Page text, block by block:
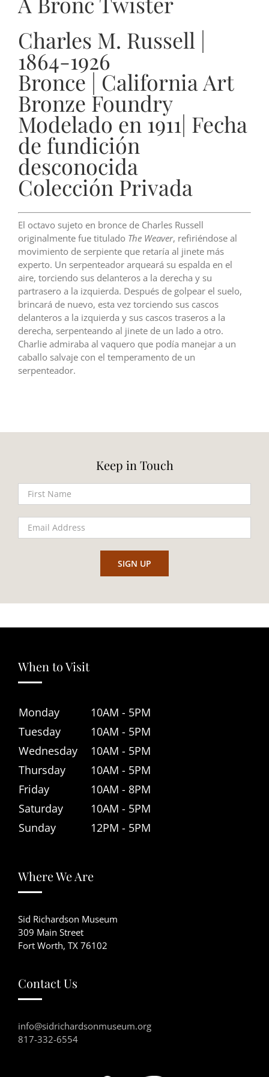
Charles M. Russell |
1864-1926
Bronce | California Art
Bronze Foundry
Modelado en 1911| Fecha
de fundición
desconocida
Colección Privada
El octavo sujeto en bronce de Charles Russell
originalmente fue titulado The Weaver, refiriéndose al
movimiento de serpiente que retaría al jinete más
experto. Un serpenteador arqueará su espalda en el
aire, torciendo sus delanteros a la derecha y su
partrasero a la izquierda. Después de golpear el suelo,
brincará de nuevo, esta vez torciendo sus cascos
delanteros a la izquierda y sus cascos traseros a la
derecha, serpenteando al jinete de un lado a otro.
Charlie admiraba al vaquero que podía manejar a un
caballo salvaje con el temperamento de un
serpenteador.
Keep in Touch
When to Visit
Monday
10AM - 5PM
Tuesday
10AM - 5PM
Wednesday
10AM - 5PM
Thursday
10AM - 5PM
Friday
10AM - 8PM
Saturday
10AM - 5PM
Sunday
12PM - 5PM
Where We Are
Sid Richardson Museum
309 Main Street
Fort Worth, TX 76102
Contact Us
info@sidrichardsonmuseum.org
817-332-6554